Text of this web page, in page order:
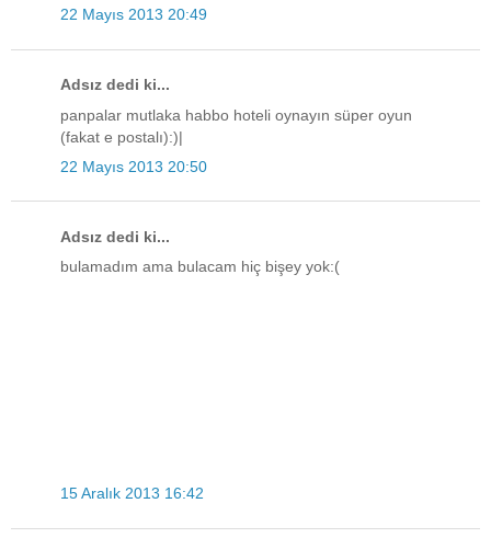
22 Mayıs 2013 20:49
Adsız dedi ki...
panpalar mutlaka habbo hoteli oynayın süper oyun
(fakat e postalı):)|
22 Mayıs 2013 20:50
Adsız dedi ki...
bulamadım ama bulacam hiç bişey yok:(
15 Aralık 2013 16:42